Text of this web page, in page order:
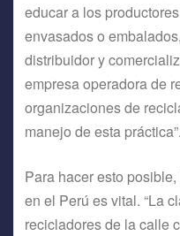
educar a los
envasados o
distribuidor y
empresa operadora de
organizaciones de
manejo de esta práctica”.
Para hacer esto
en el Perú es vital. “La
recicladores de la calle